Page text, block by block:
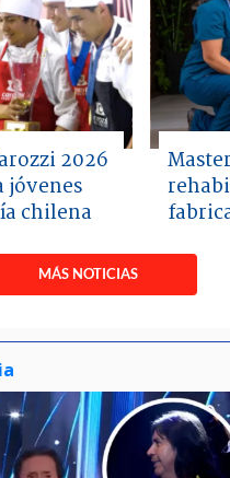
2026
jóvenes
chilena
MÁS NOTICIAS